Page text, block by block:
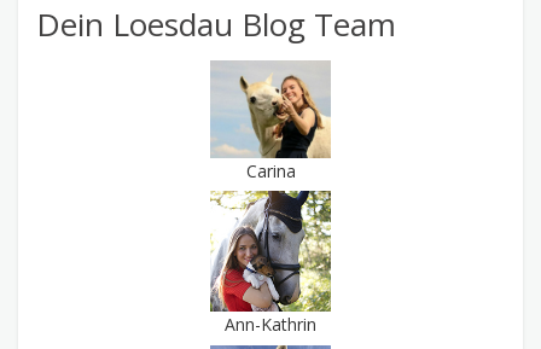
Dein Loesdau Blog Team
Carina
Ann-Kathrin